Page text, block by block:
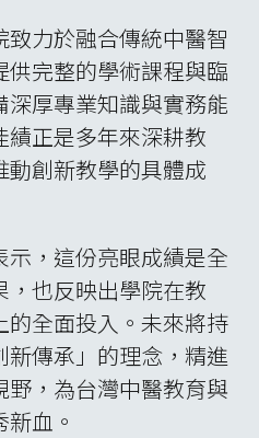
力於融合傳統中醫智
完整的學術課程與臨
厚專業知識與實務能
績正是多年來深耕教
創新教學的具體成
，這份亮眼成績是全
也反映出學院在教
全面投入。未來將持
傳承」的理念，精進
，為台灣中醫教育與
血。